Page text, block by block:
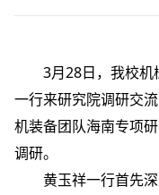
3月28日，我校
一行来研究院调研交
机装备团队海南专项
调研。
黄玉祥一行首先